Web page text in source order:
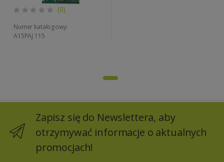
(0)
Numer katalogowy:
A15PAJ 115
Zapisz się do Newslettera, aby
otrzymywać informacje o aktualnych
promocjach!